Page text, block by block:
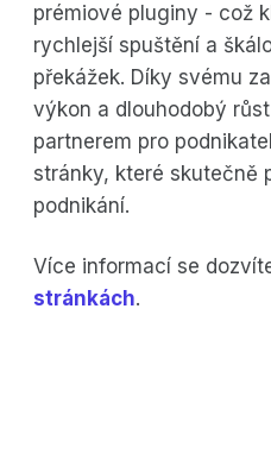
prémiové pluginy - což
rychlejší spuštění a
překážek. Díky svému
výkon a dlouhodobý
partnerem pro
stránky, které skutečně
podnikání.
Více informací se
stránkách.